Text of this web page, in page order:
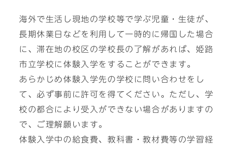
海外で生活し現地の学校等で学ぶ児童・生徒が、
長期休業日などを利用して一時的に帰国した場合
に、滞在地の校区の学校長の了解があれば、姫路
市立学校に体験入学をすることができます。
あらかじめ体験入学先の学校に問い合わせをし
て、必ず事前に許可を得てください。ただし、学
校の都合により受入ができない場合がありますの
で、ご理解願います。
体験入学中の給食費、教科書・教材費等の学習経